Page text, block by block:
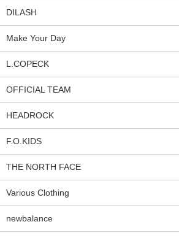
DILASH
Make Your Day
L.COPECK
OFFICIAL TEAM
HEADROCK
F.O.KIDS
THE NORTH FACE
Various Clothing
newbalance